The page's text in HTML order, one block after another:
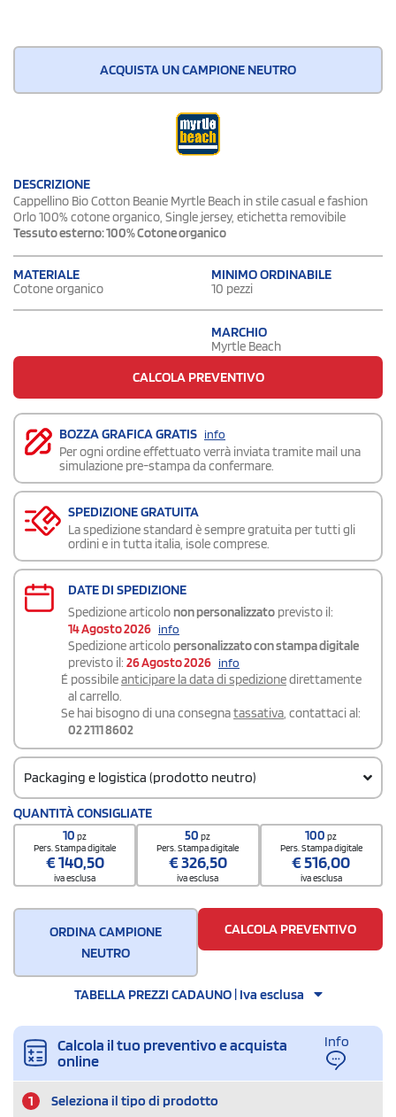
ACQUISTA UN CAMPIONE NEUTRO
DESCRIZIONE
Cappellino Bio Cotton Beanie Myrtle Beach in stile casual e fashion
Orlo 100% cotone organico, Single jersey, etichetta removibile
Tessuto esterno: 100% Cotone organico
MATERIALE
Cotone organico
MINIMO ORDINABILE
10 pezzi
MARCHIO
Myrtle Beach
CALCOLA PREVENTIVO
BOZZA GRAFICA GRATIS info
Per ogni ordine effettuato verrà inviata tramite mail una
simulazione pre-stampa da confermare.
SPEDIZIONE GRATUITA
La spedizione standard è sempre gratuita per tutti gli
ordini e in tutta italia, isole comprese.
DATE DI SPEDIZIONE
Spedizione articolo non personalizzato previsto il:
14 Agosto 2026 info
Spedizione articolo personalizzato con stampa digitale
previsto il: 26 Agosto 2026 info
É possibileanticipare la data di spedizionedirettamente
al carrello.
Se hai bisogno di una consegnatassativa, contattaci al:
02 2111 8602
Packaging e logistica (prodotto neutro)
Codice doganale
65050090
QUANTITÀ CONSIGLIATE
10pz
Pers. Stampa digitale
€140,50
iva esclusa
50pz
Pers. Stampa digitale
€326,50
iva esclusa
100pz
Pers. Stampa digitale
€516,00
iva esclusa
ORDINA CAMPIONE
NEUTRO
CALCOLA PREVENTIVO
TABELLA PREZZI CADAUNO | Iva esclusa
Calcola il tuo preventivo e acquista
online
Info
1 Seleziona il tipo di prodotto